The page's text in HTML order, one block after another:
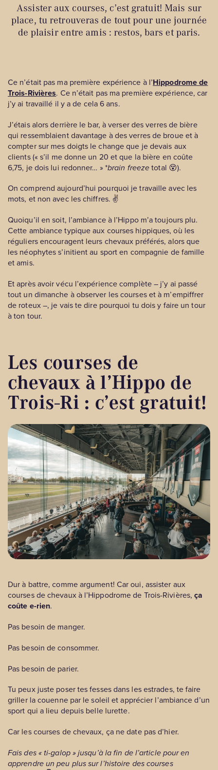
Assister aux courses, c’est gratuit! Mais sur
place, tu retrouveras de tout pour une journée
de plaisir entre amis : restos, bars et paris.
Ce n’était pas ma première expérience à l’Hippodrome de
Trois-Rivières. Ce n’était pas ma première expérience, car
j’y ai travaillé il y a de cela 6 ans.
J’étais alors derrière le bar, à verser des verres de bière
qui ressemblaient davantage à des verres de broue et à
compter sur mes doigts le change que je devais aux
clients (« s’il me donne un 20 et que la bière en coûte
6,75, je dois lui redonner… » *brain freezetotal 😵).
On comprend aujourd’hui pourquoi je travaille avec les
mots, et non avec les chiffres. ✌️
Quoiqu’il en soit, l’ambiance à l’Hippo m’a toujours plu.
Cette ambiance typique aux courses hippiques, où les
réguliers encouragent leurs chevaux préférés, alors que
les néophytes s’initient au sport en compagnie de famille
et amis.
Et après avoir vécu l’expérience complète – j’y ai passé
tout un dimanche à observer les courses et à m’empiffrer
de roteux –, je vais te dire pourquoi tu dois y faire un tour
à ton tour.
Les courses de
chevaux à l’Hippo de
Trois-Ri : c’est gratuit!
Dur à battre, comme argument! Car oui, assister aux
courses de chevaux à l’Hippodrome de Trois-Rivières,ça
coûte e-rien.
Pas besoin de manger.
Pas besoin de consommer.
Pas besoin de parier.
Tu peux juste poser tes fesses dans les estrades, te faire
griller la couenne par le soleil et apprécier l’ambiance d’un
sport qui a lieu depuis belle lurette.
Car les courses de chevaux, ça ne date pas d’hier.
Fais des « ti-galop » jusqu’à la fin de l’article pour en
apprendre un peu plus sur l’histoire des courses